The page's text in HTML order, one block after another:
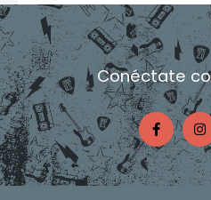
Conéctate
F
a
c
e
b
o
o
I
n
s
t
a
g
r